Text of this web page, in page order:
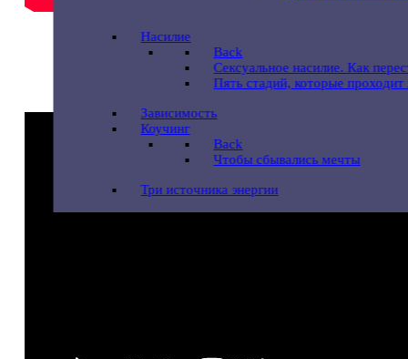
Насилие
Back
Сексуальное насилие. Как
Пять стадий, которые
Зависимость
Коучинг
Back
Чтобы сбывались мечты
Три источника энергии